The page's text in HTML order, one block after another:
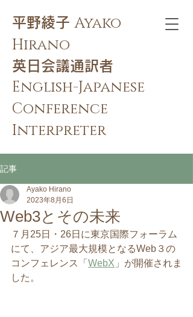
​平野綾子 Ayako
Hirano
​英日会議通訳者
English-Japanese
Conference
Interpreter
記事
Web3とその未来
Ayako Hirano
2023年8月6日
７月25日・26日に東京国際フォーラム
にて、アジア最大規模となるWeb３の
コンフェレンス「 WebX 」が開催されま
した。